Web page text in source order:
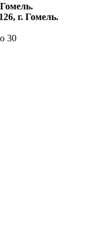
г. Гомель.
30